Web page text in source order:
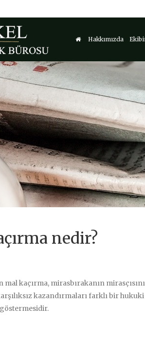
Hakkımızda
nedir?
kaçırma, mirasbırakanın
kazandırmaları farklı bir